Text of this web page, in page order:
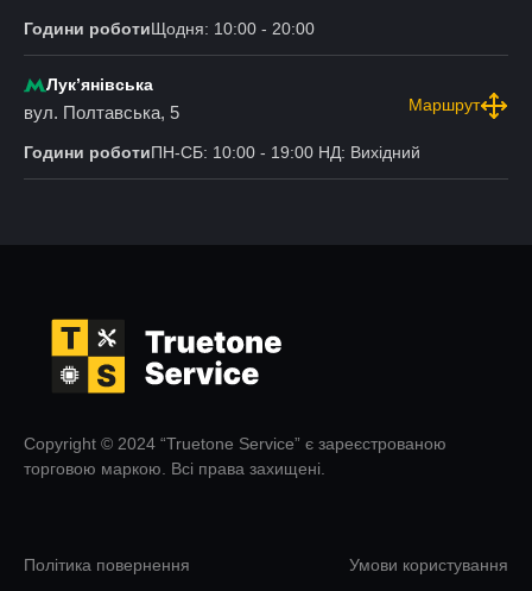
Години роботиЩодня: 10:00 - 20:00
Лукʼянівська
вул. Полтавська, 5 Маршрут
Години роботиПН-СБ: 10:00 - 19:00 НД: Вихідний
Copyright © 2024 “Truetone Service” є зареєстрованою
торговою маркою. Всі права захищені.
Політика повернення Умови користування